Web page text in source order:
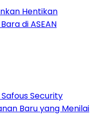
Hentikan
di ASEAN
Security
Baru yang Menilai